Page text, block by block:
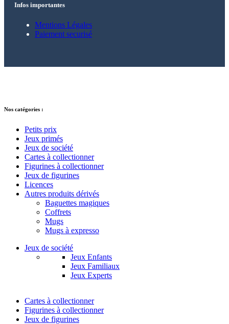
Infos importantes
Mentions Légales
Paiement securisé
Nos catégories :
Petits prix
Jeux primés
Jeux de société
Cartes à collectionner
Figurines à collectionner
Jeux de figurines
Licences
Autres produits dérivés
Baguettes magiques
Coffrets
Mugs
Mugs à expresso
Jeux de société
Jeux Enfants
Jeux Familiaux
Jeux Experts
Cartes à collectionner
Figurines à collectionner
Jeux de figurines